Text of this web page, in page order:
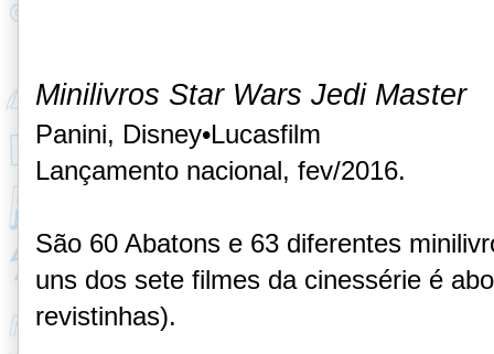
Minilivros Star Wars Jedi Master
Panini, Disney•Lucasfilm
Lançamento nacional, fev/2016.
São 60 Abatons e 63 diferentes
uns dos sete filmes da cinessérie é
revistinhas).